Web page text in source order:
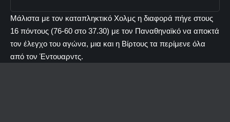
Μάλιστα με τον καταπληκτικό Χολμς η διαφορά πήγε στους
16 πόντους (76-60 στο 37.30) με τον Παναθηναϊκό να αποκτά
τον έλεγχο του αγώνα, μια και η Βίρτους τα περίμενε όλα
από τον Έντουαρντς.